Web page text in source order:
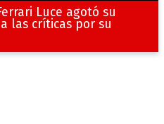
Luce agotó su
las críticas por su